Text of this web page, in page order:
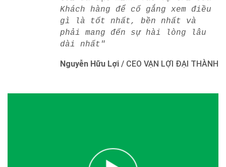
Khách hàng để cố gắng xem điều
gì là tốt nhất, bền nhất và
phải mang đến sự hài lòng lâu
dài nhất"
Nguyễn Hữu Lợi / CEO VẠN LỢI ĐẠI THÀNH